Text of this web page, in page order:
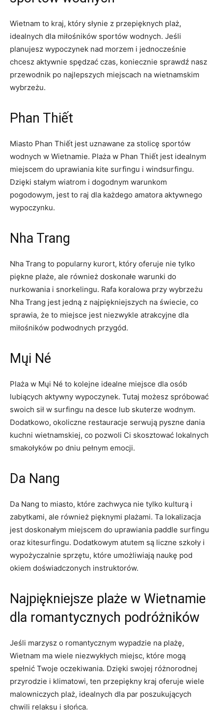
Wietnam to kraj, który słynie z przepięknych plaż,⁤
idealnych dla miłośników ⁢sportów wodnych. Jeśli
planujesz wypoczynek nad morzem i jednocześnie
⁤chcesz aktywnie spędzać czas, koniecznie sprawdź ​nasz
przewodnik​ po najlepszych miejscach‌ na wietnamskim
wybrzeżu.
Phan Thiết
Miasto Phan Thiết jest uznawane za stolicę sportów
wodnych w Wietnamie. Plaża w Phan Thiết jest idealnym
miejscem do uprawiania kite surfingu i ‍windsurfingu.⁢
Dzięki stałym wiatrom i dogodnym⁢ warunkom
pogodowym, jest to raj dla każdego ​amatora aktywnego
wypoczynku.
Nha Trang
Nha Trang to popularny kurort, który oferuje nie tylko
piękne plaże, ale również doskonałe warunki do
nurkowania i snorkelingu. Rafa koralowa przy wybrzeżu
⁣Nha Trang jest jedną ‍z ‍najpiękniejszych ‌na świecie, co
sprawia, że to miejsce jest niezwykle atrakcyjne dla
miłośników podwodnych przygód.
Mųi Né
Plaża‌ w Mųi Né to kolejne idealne miejsce dla osób
lubiących aktywny⁣ wypoczynek. Tutaj możesz⁤ spróbować
swoich⁢ sił w surfingu​ na desce lub skuterze wodnym.
Dodatkowo, okoliczne restauracje serwują pyszne dania
kuchni wietnamskiej, co pozwoli Ci⁢ skosztować lokalnych‌
smakołyków po ⁤dniu pełnym emocji.
Da Nang
Da Nang to miasto, które zachwyca nie tylko kulturą i
zabytkami, ale również‌ pięknymi plażami. Ta⁤ lokalizacja
jest‌ doskonałym miejscem do uprawiania paddle surfingu
oraz kitesurfingu. Dodatkowym atutem są liczne szkoły i
wypożyczalnie sprzętu, które umożliwiają naukę pod
okiem doświadczonych instruktorów.
Najpiękniejsze ‍plaże w ‍Wietnamie
dla romantycznych podróżników
Jeśli marzysz o romantycznym ⁢wypadzie na plażę,
‌Wietnam⁤ ma wiele niezwykłych miejsc, które mogą
spełnić Twoje oczekiwania. Dzięki swojej różnorodnej
przyrodzie i klimatowi, ten przepiękny kraj ​oferuje wiele
malowniczych ‍plaż,‍ idealnych dla par poszukujących
chwili ‍relaksu i słońca.